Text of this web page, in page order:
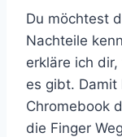
Du möchtest
Nachteile
erkläre ich
es gibt.
Chromebook
die Finger